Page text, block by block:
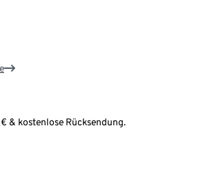
& kostenlose Rücksendung.